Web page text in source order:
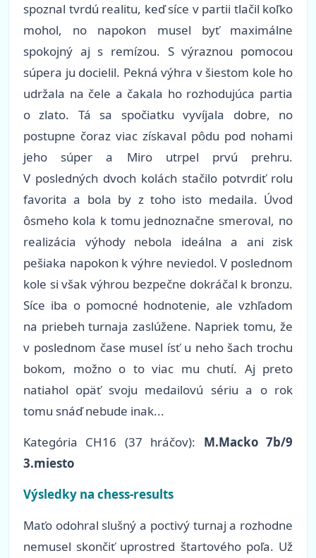
spoznal tvrdú realitu, keď síce v partii tlačil koľko
mohol, no napokon musel byť maximálne
spokojný aj s remízou. S výraznou pomocou
súpera ju docielil. Pekná výhra v šiestom kole ho
udržala na čele a čakala ho rozhodujúca partia
o zlato. Tá sa spočiatku vyvíjala dobre, no
postupne čoraz viac získaval pôdu pod nohami
jeho súper a Miro utrpel prvú prehru.
V posledných dvoch kolách stačilo potvrdiť rolu
favorita a bola by z toho isto medaila. Úvod
ôsmeho kola k tomu jednoznačne smeroval, no
realizácia výhody nebola ideálna a ani zisk
pešiaka napokon k výhre neviedol. V poslednom
kole si však výhrou bezpečne dokráčal k bronzu.
Síce iba o pomocné hodnotenie, ale vzhľadom
na priebeh turnaja zaslúžene. Napriek tomu, že
v poslednom čase musel ísť u neho šach trochu
bokom, možno o to viac mu chutí. Aj preto
natiahol opäť svoju medailovú sériu a o rok
tomu snáď nebude inak...
Kategória CH16 (37 hráčov): M.Macko 7b/9
3.miesto
Výsledky na chess-results
Maťo odohral slušný a poctivý turnaj a rozhodne
nemusel skončiť uprostred štartového poľa. Už